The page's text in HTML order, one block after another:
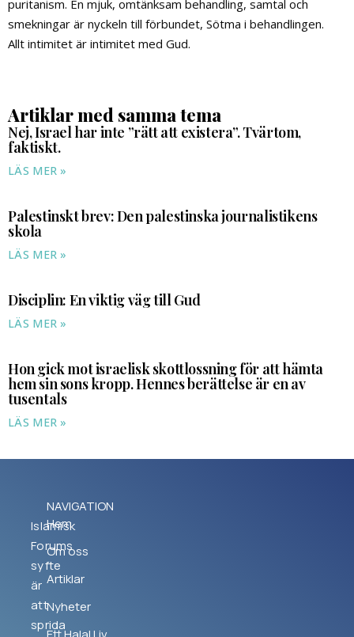
puritanism. En mjuk, omtänksam behandling, samtal och
smekningar är nyckeln till förbundet, Sötma i behandlingen.
Allt intimitet är intimitet med Gud.
Artiklar med samma tema
Nej, Israel har inte ”rätt att existera”. Tvärtom,
faktiskt.
LÄS MER »
Palestinskt brev: Den palestinska journalistikens
skola
LÄS MER »
Disciplin: En viktig väg till Gud
LÄS MER »
Hon gick mot israelisk skottlossning för att hämta
hem sin sons kropp. Hennes berättelse är en av
tusentals
LÄS MER »
Islamisk
Forums
syfte
är
att
sprida
NAVIGATION
Hem
Om oss
Artiklar
Nyheter